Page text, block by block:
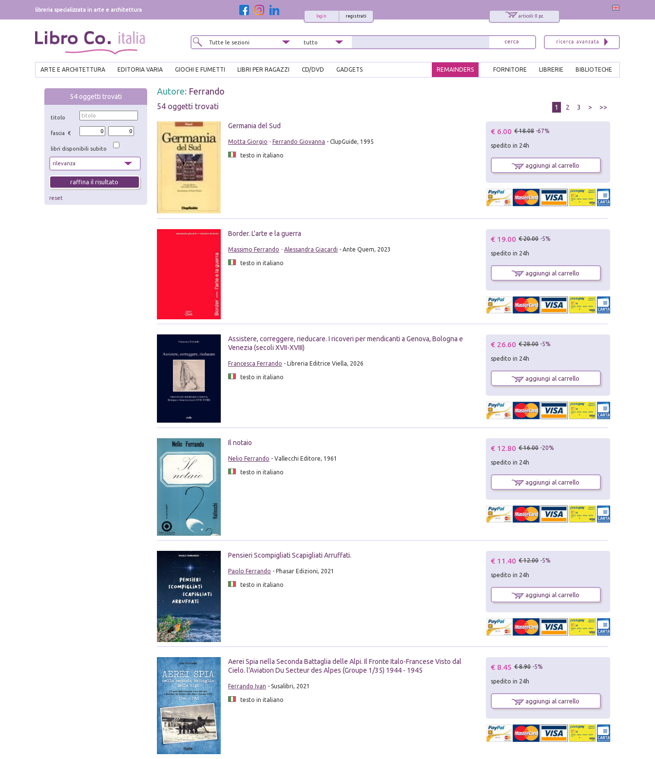
libreria specializzata in arte e architettura
articoli: 0 pz.
registrati
login
ARTE E ARCHITETTURA EDITORIA VARIA GIOCHI E FUMETTI LIBRI PER RAGAZZI CD/DVD GADGETS BIBLIOTECHE
LIBRERIE
FORNITORE
REMAINDERS
54 oggetti trovati
titolo
fascia €
libri disponibili subito
reset
Autore: Ferrando
54 oggetti trovati 1 2 3 > >>
Germania del Sud
Motta Giorgio - Ferrando Giovanna - ClupGuide, 1995
testo in italiano
€ 6.00 € 18.08 -67%
spedito in 24h
aggiungi al carrello
Border. L'arte e la guerra
Massimo Ferrando - Alessandra Giacardi - Ante Quem, 2023
testo in italiano
€ 19.00 € 20.00 -5%
spedito in 24h
aggiungi al carrello
Assistere, correggere, rieducare. I ricoveri per mendicanti a Genova, Bologna e
Venezia (secoli XVII-XVIII)
Francesca Ferrando - Libreria Editrice Viella, 2026
testo in italiano
€ 26.60 € 28.00 -5%
spedito in 24h
aggiungi al carrello
Il notaio
Nelio Ferrando - Vallecchi Editore, 1961
testo in italiano
€ 12.80 € 16.00 -20%
spedito in 24h
aggiungi al carrello
Pensieri Scompigliati Scapigliati Arruffati.
Paolo Ferrando - Phasar Edizioni, 2021
testo in italiano
€ 11.40 € 12.00 -5%
spedito in 24h
aggiungi al carrello
Aerei Spia nella Seconda Battaglia delle Alpi. Il Fronte Italo-Francese Visto dal
Cielo. l'Aviation Du Secteur des Alpes (Groupe 1/35) 1944 - 1945
Ferrando Ivan - Susalibri, 2021
testo in italiano
€ 8.45 € 8.90 -5%
spedito in 24h
aggiungi al carrello